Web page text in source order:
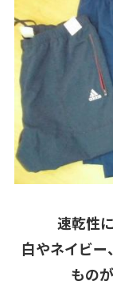
速乾性
白やネイビ
もの